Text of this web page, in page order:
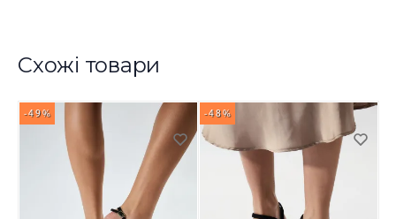
Схожі товари
-49% -48%